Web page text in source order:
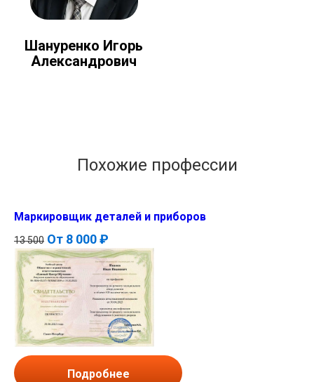
Шануренко Игорь
Александрович
Похожие профессии
Маркировщик деталей и приборов
13 500 От 8 000 ₽
Подробнее